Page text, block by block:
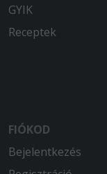
GYIK
Receptek
FIÓKOD
Bejelentkezés